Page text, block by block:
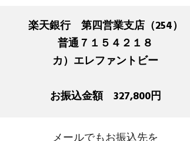
楽天銀行 第四営業支店（254）
普通７１５４２１８
カ）エレファントビー
お振込金額 327,800円